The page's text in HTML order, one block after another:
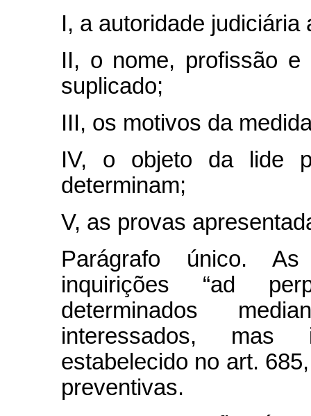
I, a autoridade judiciária
II, o nome, profissão
suplicado;
III, os motivos da
IV, o objeto da lide
determinam;
V, as provas
Parágrafo único.
inquirições “ad
determinados
interessados, mas
estabelecido no art.
preventivas.